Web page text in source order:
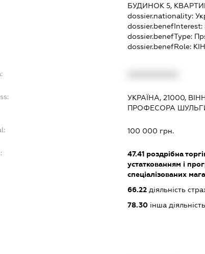
БУДИНОК 5,
dossier.nationality:
dossier.benefInterest:
dossier.benefType:
dossier.benefRole:
УКРАЇНА, 21000,
ПРОФЕСОРА
100 000 грн.
47.41 роздрібна
устаткованням і
спеціалізованих
66.22 діяльність
78.30 інша